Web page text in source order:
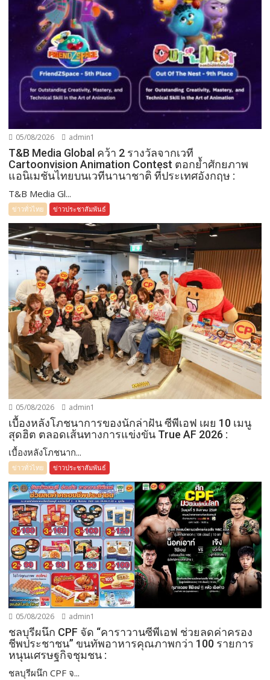
05/08/2026 admin1
T&B Media Global คว้า 2 รางวัลจากเวที
Cartoonvision Animation Contest ตอกย้ำศักยภาพ
แอนิเมชันไทยบนเวทีนานาชาติ ที่ประเทศอังกฤษ :
T&B Media Gl...
ข่าวทั่วไทย ข่าวประชาสัมพันธ์
05/08/2026 admin1
เบื้องหลังโภชนาการของนักล่าฝัน ซีพีเอฟ เผย 10 เมนู
สุดฮิต ตลอดเส้นทางการแข่งขัน True AF 2026 :
เบื้องหลังโภชนาก...
ข่าวทั่วไทย ข่าวประชาสัมพันธ์
05/08/2026 admin1
ชลบุรีผนึก CPF จัด “คาราวานซีพีเอฟ ช่วยลดค่าครอง
ชีพประชาชน” ขนทัพอาหารคุณภาพกว่า 100 รายการ
หนุนเศรษฐกิจชุมชน :
ชลบุรีผนึก CPF จ...